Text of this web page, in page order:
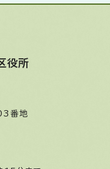
役所
番地